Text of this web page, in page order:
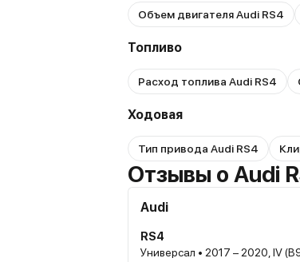
Объем двигателя Audi RS4
Топливо
Расход топлива Audi RS4
Ходовая
Тип привода Audi RS4
Отзывы о Audi
Audi
RS4
Универсал • 2017 – 2020, IV